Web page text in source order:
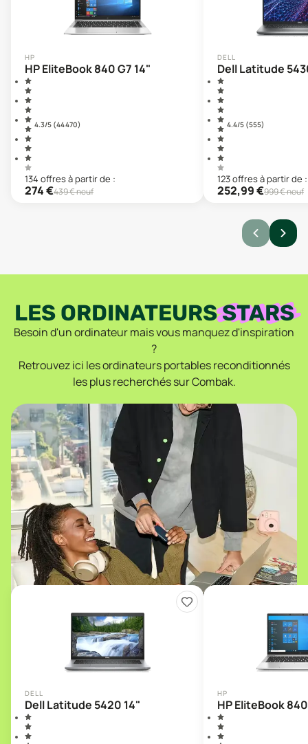
HP
HP EliteBook 840 G7 14"
4.3/5 (44 470)
134 offresà partir de :
274€439€ neuf
DELL
Dell Latitude
4.4/5 (555)
123offresà partir de :
252,99€999€ neuf
LES ORDINATEURSSTARS
Besoin d'un ordinateur mais vous manquez d'inspiration
?
Retrouvez ici les ordinateurs portables reconditionnés
les plus recherchés sur Combak.
DELL
Dell Latitude 5420 14"
HP
HP EliteBook